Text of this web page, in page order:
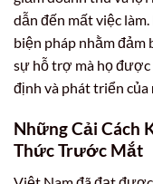
dẫn đến mất việc
biện pháp nhằm đảm
sự hỗ trợ mà họ
định và phát triển của
Những Cải Cách
Thức Trước Mắt